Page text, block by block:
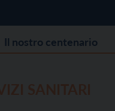
Il nostro centenario